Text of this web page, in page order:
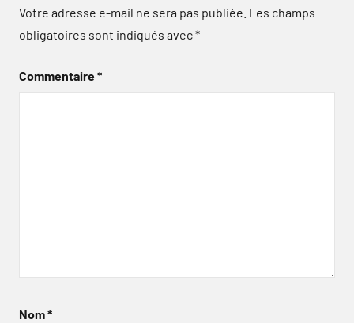
Votre adresse e-mail ne sera pas publiée. Les champs
obligatoires sont indiqués avec*
Commentaire*
Nom*